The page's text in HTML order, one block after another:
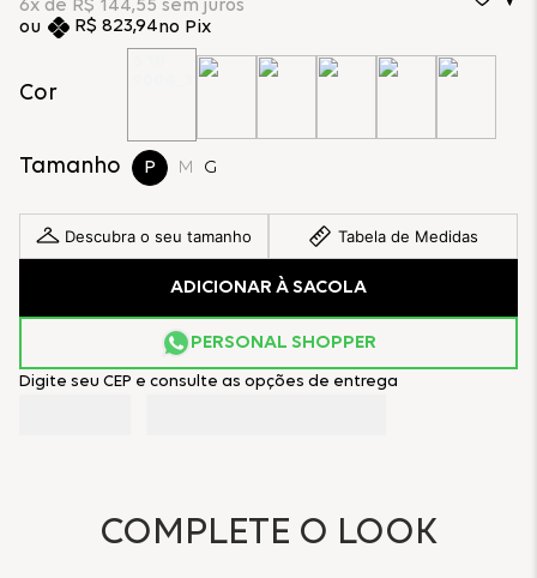
6x de R$ 144,55 sem juros
R$ 823,94no Pix
Cor
Tamanho P M G
Descubra o seu tamanho Tabela de Medidas
ADICIONAR À SACOLA
PERSONAL SHOPPER
Digite seu CEP e consulte as opções de entrega
COMPLETE O LOOK